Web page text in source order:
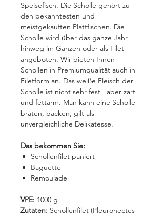
Speisefisch. Die Scholle gehört zu
den bekanntesten und
meistgekauften Plattfischen. Die
Scholle wird über das ganze Jahr
hinweg im Ganzen oder als Filet
angeboten. Wir bieten Ihnen
Schollen in Premiumqualität auch in
Filetform an. Das weiße Fleisch der
Scholle ist nicht sehr fest, aber zart
und fettarm. Man kann eine Scholle
braten, backen, gilt als
unvergleichliche Delikatesse.
Das bekommen Sie:
Schollenfilet paniert
Baguette
Remoulade
VPE: 1000 g
Zutaten: Schollenfilet (Pleuronectes